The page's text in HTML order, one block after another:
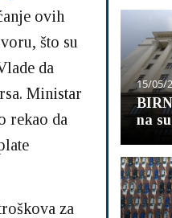
15/05/
na
ovih
što su
da
Ministar
rekao da
za